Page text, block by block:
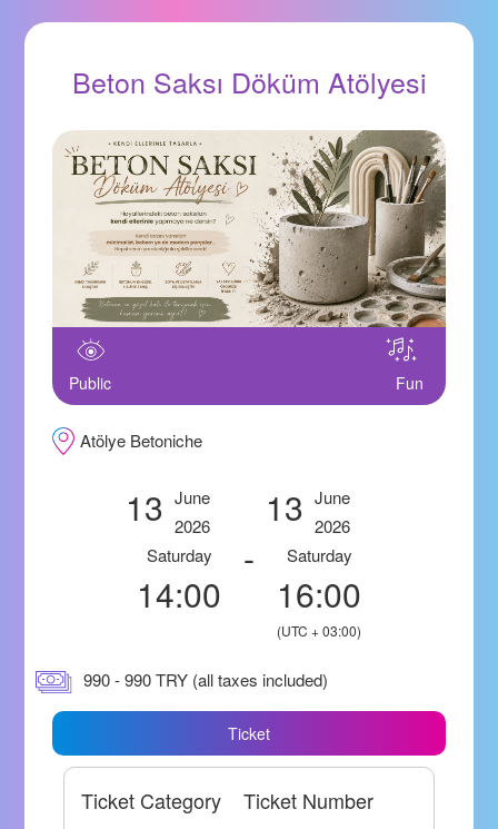
Beton Saksı Döküm Atölyesi
Public Fun
Atölye Betoniche
13 June
2026
Saturday
14:00
-
13 June
2026
Saturday
16:00
(UTC + 03:00)
990 - 990 TRY (all taxes included)
Ticket
Ticket Category Ticket Number